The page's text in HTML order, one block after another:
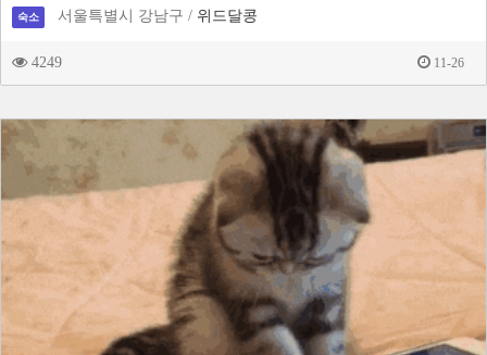
숙소 서울특별시 강남구 / 위드달콩
4249 11-26